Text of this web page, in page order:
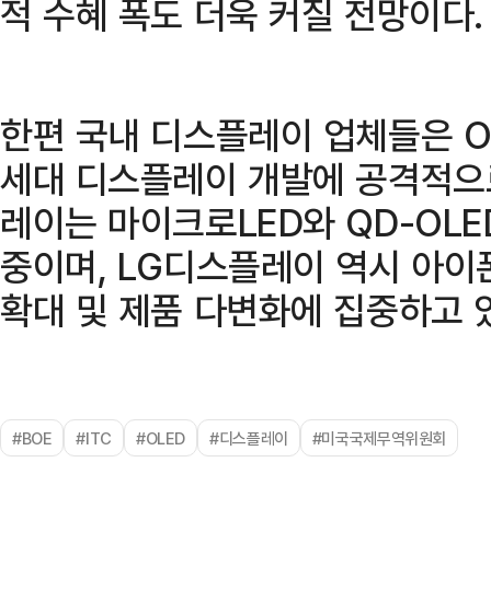
적 수혜 폭도 더욱 커질 전망이다.
한편 국내 디스플레이 업체들은
세대 디스플레이 개발에 공격적
레이는 마이크로LED와 QD-
중이며, LG디스플레이 역시 아
확대 및 제품 다변화에 집중하고
#BOE #ITC #OLED #디스플레이 #미국국제무역위원회